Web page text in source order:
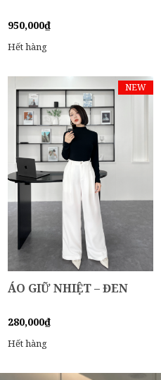
950,000₫
Hết hàng
ÁO GIỮ NHIỆT – ĐEN
280,000₫
NEW
Hết hàng